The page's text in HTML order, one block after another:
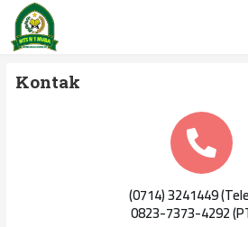
Kontak
(0714) 3241449
0823-7373-4292